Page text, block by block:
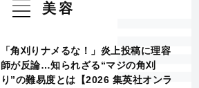
美容
「角刈りナメるな！」炎上投稿に理容
師が反論…知られざる“マジの角刈
り”の難易度とは【2026 集英社オンラ